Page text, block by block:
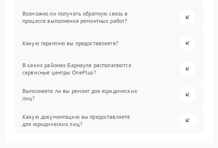
Возможно ли получать обратную связь в
процессе выполнения ремонтных работ?
Какую гарантию вы предоставляете?
В каких районах Барнаула располагаются
сервисные центры OnePlus?
Выполняете ли вы ремонт для юридических
лиц?
Какую документацию вы предоставляете
для юридических лиц?